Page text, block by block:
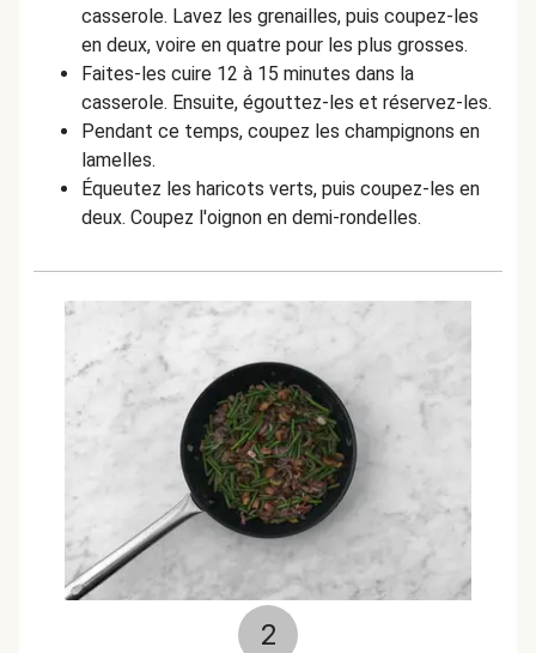
casserole. Lavez les grenailles, puis coupez-les
en deux, voire en quatre pour les plus grosses.
Faites-les cuire 12 à 15 minutes dans la
casserole. Ensuite, égouttez-les et réservez-les.
Pendant ce temps, coupez les champignons en
lamelles.
Équeutez les haricots verts, puis coupez-les en
deux. Coupez l'oignon en demi-rondelles.
2